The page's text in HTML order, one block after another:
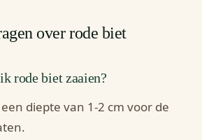
over rode biet
rode biet zaaien?
diepte van 1-2 cm voor de